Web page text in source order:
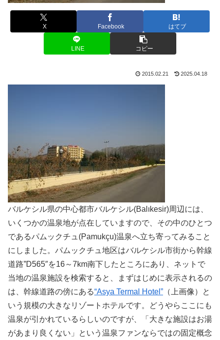
X Facebook はてブ
LINE コピー
2015.02.21 2025.04.18
バルケシル県の中心都市バルケシル(Balıkesir)周辺には、
いくつかの温泉地が点在していますので、その中のひとつ
であるパムックチュ(Pamukçu)温泉へ立ち寄ってみること
にしました。パムックチュ地区はバルケシル市街から幹線
道路”D565″を16～7km南下したところにあり、ネットで
当地の温泉施設を検索すると、まずはじめに表示されるの
は、幹線道路の傍にある“Asya Termal Hotel” （上画像）と
いう規模の大きなリゾートホテルです。どうやらここにも
温泉が引かれているらしいのですが、「大きな施設はお湯
があまり良くない」という温泉ファンならではの固定概念